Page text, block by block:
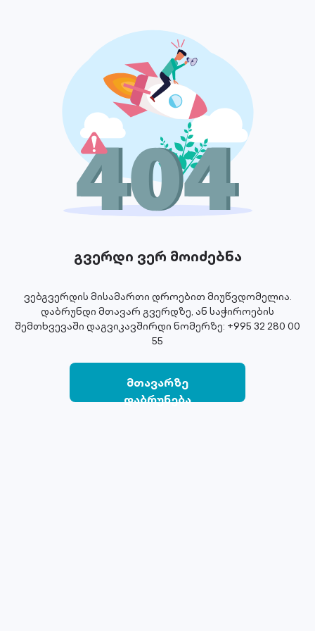
გვერდი ვერ მოიძებნა
ვებგვერდის მისამართი დროებით მიუწვდომელია.
დაბრუნდი მთავარ გვერდზე, ან საჭიროების
შემთხვევაში დაგვიკავშირდი ნომერზე: +995 32 280 00
55
მთავარზე
დაბრუნება